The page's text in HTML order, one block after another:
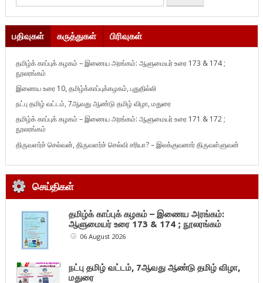
பதிவுகள் கருத்துகள் பிரிவுகள்
தமிழ்க் காப்புக் கழகம் – இணைய அரங்கம்: ஆளுமையர் உரை 173 & 174 ;
நூலரங்கம்
இணைய உரை 10, தமிழ்க்காப்புக்கழகம், புதுதில்லி
நட்பு தமிழ் வட்டம், 7ஆவது ஆண்டு தமிழ் விழா, மதுரை
தமிழ்க் காப்புக் கழகம் – இணைய அரங்கம்: ஆளுமையர் உரை 171 & 172 ;
நூலரங்கம்
திருவளர்ச் செல்வன், திருவளர்ச் செல்வி சரியா? – இலக்குவனார் திருவள்ளுவன்
செய்திகள்
தமிழ்க் காப்புக் கழகம் – இணைய அரங்கம்:
ஆளுமையர் உரை 173 & 174 ; நூலரங்கம்
06 August 2026
நட்பு தமிழ் வட்டம், 7ஆவது ஆண்டு தமிழ் விழா,
மதுரை